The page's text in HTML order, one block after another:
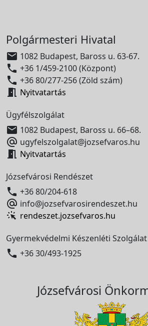
Polgármesteri Hivatal
 1082 Budapest, Baross u. 63-67.
 +36 1/459-2100 (Központ)
 +36 80/277-256 (Zöld szám)
 Nyitvatartás
Ügyfélszolgálat
 1082 Budapest, Baross u. 66–68.
 ugyfelszolgalat@jozsefvaros.hu
 Nyitvatartás
Józsefvárosi Rendészet
 +36 80/204-618
 info@jozsefvarosirendeszet.hu
rendeszet.jozsefvaros.hu
Gyermekvédelmi Készenléti Szolgálat
 +36 30/493-1925
Józsefvárosi